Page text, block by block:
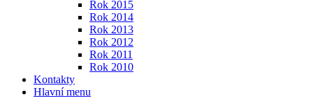
Rok 2015
Rok 2014
Rok 2013
Rok 2012
Rok 2011
Rok 2010
Kontakty
Hlavní menu